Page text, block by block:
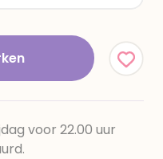
voor 22.00 uur